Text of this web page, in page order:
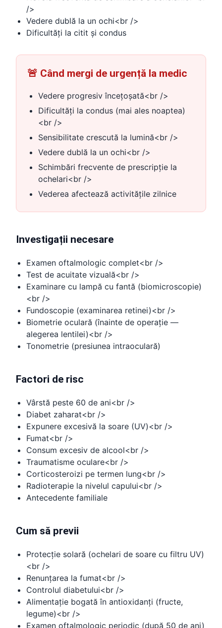
/>
Vedere dublă la un ochi<br />
Dificultăți la citit și condus
🚨 Când mergi de urgență la medic
Vedere progresiv încețoșată<br />
Dificultăți la condus (mai ales noaptea)
<br />
Sensibilitate crescută la lumină<br />
Vedere dublă la un ochi<br />
Schimbări frecvente de prescripție la
ochelari<br />
Vederea afectează activitățile zilnice
Investigații necesare
Examen oftalmologic complet<br />
Test de acuitate vizuală<br />
Examinare cu lampă cu fantă (biomicroscopie)
<br />
Fundoscopie (examinarea retinei)<br />
Biometrie oculară (înainte de operație —
alegerea lentilei)<br />
Tonometrie (presiunea intraoculară)
Factori de risc
Vârstă peste 60 de ani<br />
Diabet zaharat<br />
Expunere excesivă la soare (UV)<br />
Fumat<br />
Consum excesiv de alcool<br />
Traumatisme oculare<br />
Corticosteroizi pe termen lung<br />
Radioterapie la nivelul capului<br />
Antecedente familiale
Cum să previi
Protecție solară (ochelari de soare cu filtru UV)
<br />
Renunțarea la fumat<br />
Controlul diabetului<br />
Alimentație bogată în antioxidanți (fructe,
legume)<br />
Examen oftalmologic periodic (după 50 de ani)